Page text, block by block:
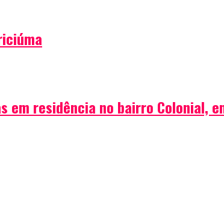
em residência no bairro Colonial,